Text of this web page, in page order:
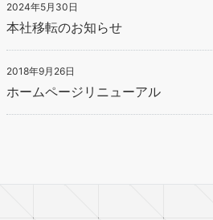
2024年5月30日
本社移転のお知らせ
2018年9月26日
ホームページリニューアル